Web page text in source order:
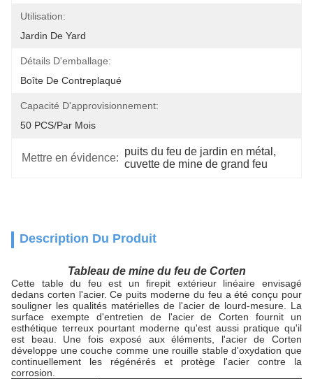
Utilisation:
Jardin De Yard
Détails D'emballage:
Boîte De Contreplaqué
Capacité D'approvisionnement:
50 PCS/par Mois
Mettre en évidence:
puits du feu de jardin en métal ,
cuvette de mine de grand feu
Description Du Produit
Tableau de mine du feu de Corten
Cette table du feu est un firepit extérieur linéaire envisagé
dedans corten l'acier. Ce puits moderne du feu a été conçu pour
souligner les qualités matérielles de l'acier de lourd-mesure. La
surface exempte d'entretien de l'acier de Corten fournit un
esthétique terreux pourtant moderne qu'est aussi pratique qu'il
est beau. Une fois exposé aux éléments, l'acier de Corten
développe une couche comme une rouille stable d'oxydation que
continuellement les régénérés et protège l'acier contre la
corrosion.